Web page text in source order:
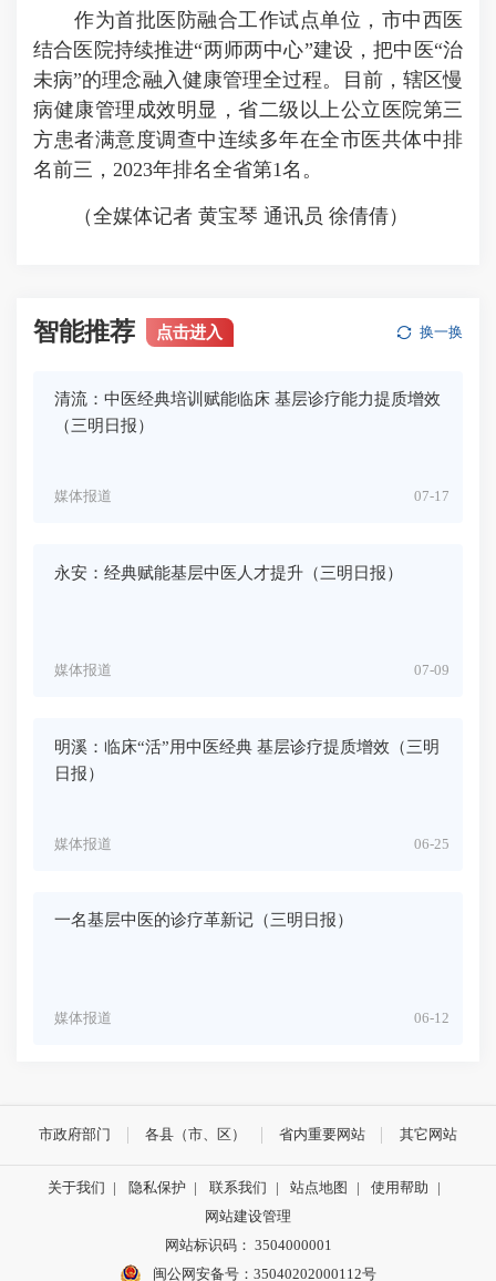
作为首批医防融合工作试点单位，市中西医
结合医院持续推进“两师两中心”建设，把中医“治
未病”的理念融入健康管理全过程。目前，辖区慢
病健康管理成效明显，省二级以上公立医院第三
方患者满意度调查中连续多年在全市医共体中排
名前三，2023年排名全省第1名。
（全媒体记者 黄宝琴 通讯员 徐倩倩）
智能推荐 点击进入 换一换
清流：中医经典培训赋能临床 基层诊疗能力提质增效
（三明日报）
07-17
媒体报道
永安：经典赋能基层中医人才提升（三明日报）
07-09
媒体报道
明溪：临床“活”用中医经典 基层诊疗提质增效（三明
日报）
06-25
媒体报道
一名基层中医的诊疗革新记（三明日报）
06-12
媒体报道
市政府部门 各县（市、区） 省内重要网站 其它网站
关于我们 | 隐私保护 | 联系我们 | 站点地图 | 使用帮助
|
网站建设管理
网站标识码： 3504000001
闽公网安备号：35040202000112号